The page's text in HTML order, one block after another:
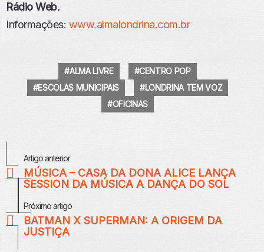
Rádio Web.
Informações: www.almalondrina.com.br
ALMA LIVRE
CENTRO POP
ESCOLAS MUNICIPAIS
LONDRINA TEM VOZ
OFICINAS
MaisArtigo anterior
MÚSICA – CASA DA DONA ALICE LANÇA
SESSION DA MÚSICA A DANÇA DO SOL
Próximo artigo
BATMAN X SUPERMAN: A ORIGEM DA
JUSTIÇA